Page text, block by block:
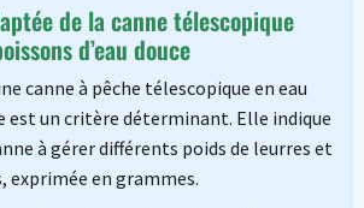
de la canne télescopique
d’eau douce
canne à pêche télescopique en eau
est un critère déterminant. Elle indique
à gérer différents poids de leurres et
exprimée en grammes.